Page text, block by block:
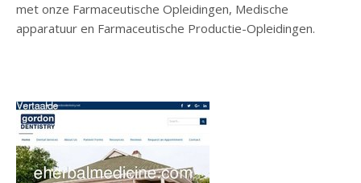
met onze Farmaceutische Opleidingen, Medische
apparatuur en Farmaceutische Productie-Opleidingen.